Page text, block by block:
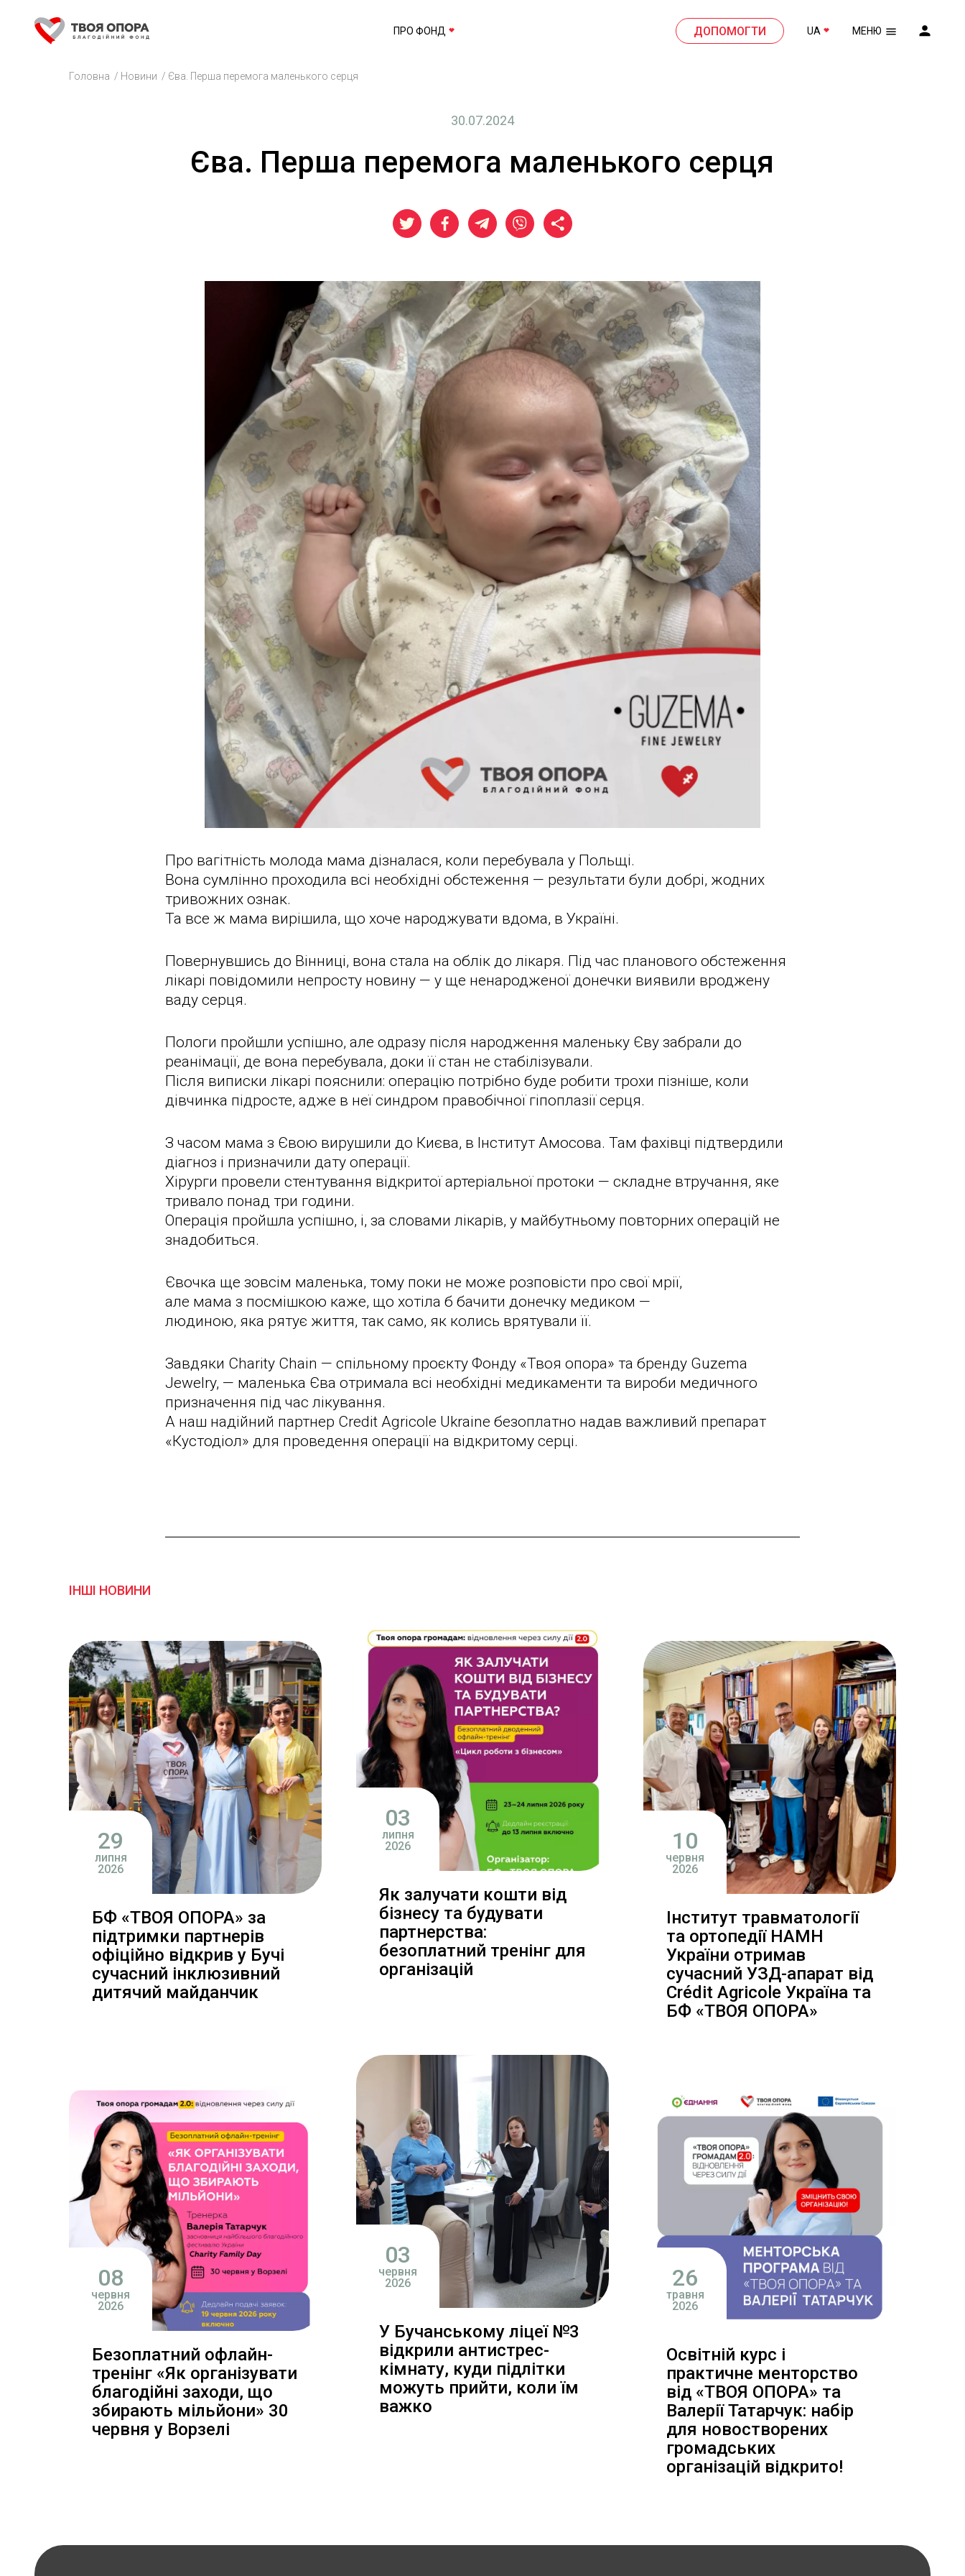
ПРО ФОНД ДОПОМОГТИ UA МЕНЮ
Головна / Новини / Єва. Перша перемога маленького серця
30.07.2024
Єва. Перша перемога маленького серця
Про вагітність молода мама дізналася, коли перебувала у Польщі.
Вона сумлінно проходила всі необхідні обстеження — результати були добрі, жодних
тривожних ознак.
Та все ж мама вирішила, що хоче народжувати вдома, в Україні.
Повернувшись до Вінниці, вона стала на облік до лікаря. Під час планового обстеження
лікарі повідомили непросту новину — у ще ненародженої донечки виявили вроджену
ваду серця.
Пологи пройшли успішно, але одразу після народження маленьку Єву забрали до
реанімації, де вона перебувала, доки її стан не стабілізували.
Після виписки лікарі пояснили: операцію потрібно буде робити трохи пізніше, коли
дівчинка підросте, адже в неї синдром правобічної гіпоплазії серця.
З часом мама з Євою вирушили до Києва, в Інститут Амосова. Там фахівці підтвердили
діагноз і призначили дату операції.
Хірурги провели стентування відкритої артеріальної протоки — складне втручання, яке
тривало понад три години.
Операція пройшла успішно, і, за словами лікарів, у майбутньому повторних операцій не
знадобиться.
Євочка ще зовсім маленька, тому поки не може розповісти про свої мрії,
але мама з посмішкою каже, що хотіла б бачити донечку медиком —
людиною, яка рятує життя, так само, як колись врятували її.
Завдяки Charity Chain — спільному проєкту Фонду «Твоя опора» та бренду Guzema
Jewelry, — маленька Єва отримала всі необхідні медикаменти та вироби медичного
призначення під час лікування.
А наш надійний партнер Credit Agricole Ukraine безоплатно надав важливий препарат
«Кустодіол» для проведення операції на відкритому серці.
ІНШІ НОВИНИ
29
липня
2026
БФ «ТВОЯ ОПОРА» за
підтримки партнерів
офіційно відкрив у Бучі
сучасний інклюзивний
дитячий майданчик
03
липня
2026
Як залучати кошти від
бізнесу та будувати
партнерства:
безоплатний тренінг для
організацій
10
червня
2026
Інститут травматології
та ортопедії НАМН
України отримав
сучасний УЗД-апарат від
Crédit Agricole Україна та
БФ «ТВОЯ ОПОРА»
08
червня
2026
Безоплатний офлайн-
тренінг «Як організувати
благодійні заходи, що
збирають мільйони» 30
червня у Ворзелі
03
червня
2026
У Бучанському ліцеї №3
відкрили антистрес-
кімнату, куди підлітки
можуть прийти, коли їм
важко
26
травня
2026
Освітній курс і
практичне менторство
від «ТВОЯ ОПОРА» та
Валерії Татарчук: набір
для новостворених
громадських
організацій відкрито!